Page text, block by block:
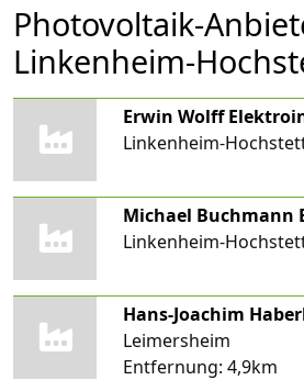
Photovoltaik-
Linkenheim-
Erwin Wolff
Linkenheim-
Linkenheim-
Hans-Joachim
Leimersheim
Entfernung: 4,9km